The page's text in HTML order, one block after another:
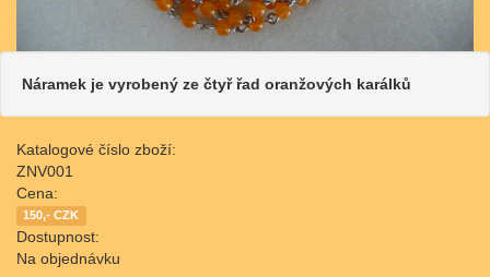
Náramek je vyrobený ze čtyř řad oranžových karálků
Katalogové číslo zboží:
ZNV001
Cena:
150,- CZK
Dostupnost:
Na objednávku